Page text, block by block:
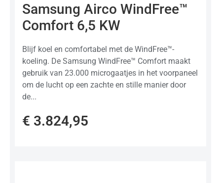
0
uit
5
Samsung Airco WindFree™
Comfort 6,5 KW
Blijf koel en comfortabel met de WindFree™-
koeling. De Samsung WindFree™ Comfort maakt
gebruik van 23.000 microgaatjes in het voorpaneel
om de lucht op een zachte en stille manier door
de...
€ 3.824,95